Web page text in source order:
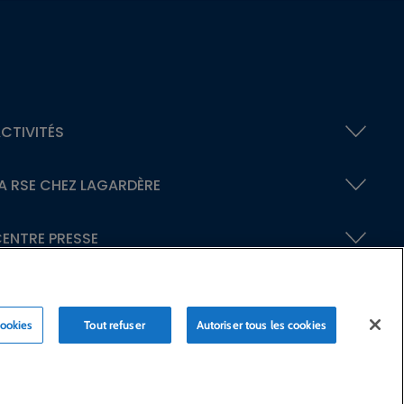
RSE CHEZ LAGARDÈRE
PRESSE
Tout refuser Autoriser tous les cookies